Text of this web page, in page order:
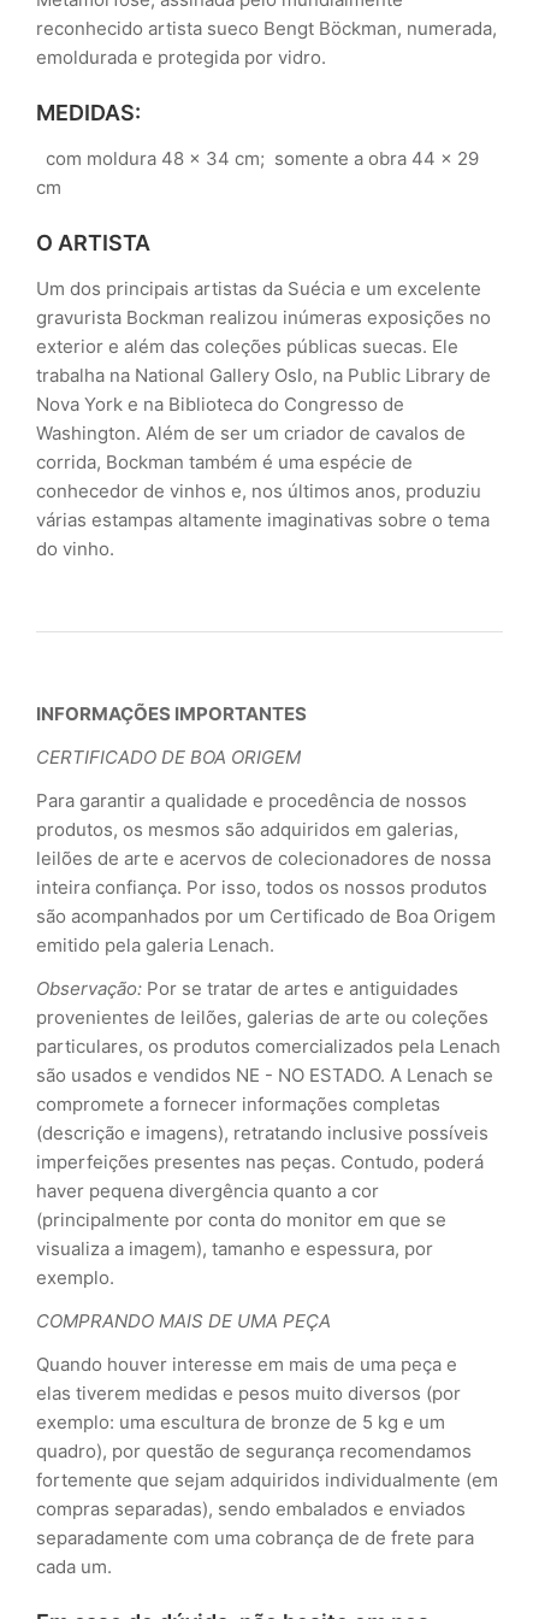
reconhecido artista sueco Bengt Böckman, numerada,
emoldurada e protegida por vidro.
MEDIDAS:
com moldura 48 x 34 cm; somente a obra 44 x 29
cm
O ARTISTA
Um dos principais artistas da Suécia e um excelente
gravurista Bockman realizou inúmeras exposições no
exterior e além das coleções públicas suecas. Ele
trabalha na National Gallery Oslo, na Public Library de
Nova York e na Biblioteca do Congresso de
Washington. Além de ser um criador de cavalos de
corrida, Bockman também é uma espécie de
conhecedor de vinhos e, nos últimos anos, produziu
várias estampas altamente imaginativas sobre o tema
do vinho.
INFORMAÇÕES IMPORTANTES
CERTIFICADO DE BOA ORIGEM
Para garantir a qualidade e procedência de nossos
produtos, os mesmos são adquiridos em galerias,
leilões de arte e acervos de colecionadores de nossa
inteira confiança. Por isso, todos os nossos produtos
são acompanhados por um Certificado de Boa Origem
emitido pela galeria Lenach.
Observação: Por se tratar de artes e antiguidades
provenientes de leilões, galerias de arte ou coleções
particulares, os produtos comercializados pela Lenach
são usados e vendidos NE - NO ESTADO. A Lenach se
compromete a fornecer informações completas
(descrição e imagens), retratando inclusive possíveis
imperfeições presentes nas peças. Contudo, poderá
haver pequena divergência quanto a cor
(principalmente por conta do monitor em que se
visualiza a imagem), tamanho e espessura, por
exemplo.
COMPRANDO MAIS DE UMA PEÇA
Quando houver interesse em mais de uma peça e
elas tiverem medidas e pesos muito diversos (por
exemplo: uma escultura de bronze de 5 kg e um
quadro), por questão de segurança recomendamos
fortemente que sejam adquiridos individualmente (em
compras separadas), sendo embalados e enviados
separadamente com uma cobrança de de frete para
cada um.